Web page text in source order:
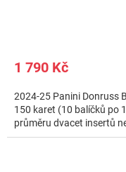
1 790 Kč
2024-25 Panini Donruss
150 karet (10 balíčků po
průměru dvacet insertů